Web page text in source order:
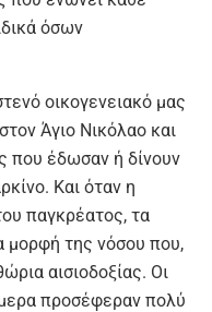
όσων
οικογενειακό μας
Άγιο Νικόλαο και
που έδωσαν ή δίνουν
Και όταν η
παγκρέατος, τα
μορφή της νόσου που,
αισιοδοξίας. Οι
προσέφεραν πολύ